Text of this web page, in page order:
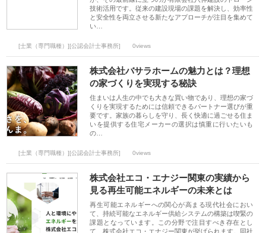
技術活用です。従来の建設現場の課題を解決し、効率性
と安全性を両立させる新たなアプローチが注目を集めて
い…
[士業（専門職種）][公認会計士事務所] 0views
株式会社バサラホームの魅力とは？理想
の家づくりを実現する秘訣
住まいは人生の中でも大きな買い物であり、理想の家づ
くりを実現するためには信頼できるパートナー選びが重
要です。家族の暮らしを守り、長く快適に過ごせる住ま
いを提供する住宅メーカーの選択は慎重に行いたいも
の…
[士業（専門職種）][公認会計士事務所] 0views
株式会社エコ・エナジー関東の実績から
見る再生可能エネルギーの未来とは
再生可能エネルギーへの関心が高まる現代社会におい
て、持続可能なエネルギー供給システムの構築は喫緊の
課題となっています。この分野で注目すべき存在とし
て、株式会社エコ・エナジー関東が挙げられます。同社